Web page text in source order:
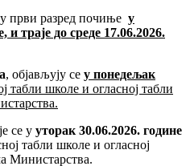
у први разред почиње у
и траје до среде 17.06.2026.
, објављују се у понедељак
табли школе и огласној табли
се у уторак 30.06.2026. године
табли школе и огласној
Министарства.